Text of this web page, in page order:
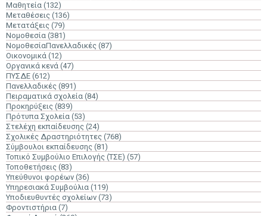
Μαθητεία (132)
Μεταθέσεις (136)
Μετατάξεις (79)
Νομοθεσία (381)
ΝομοθεσίαΠανελλαδικές (87)
Οικονομικά (12)
Οργανικά κενά (47)
ΠΥΣΔΕ (612)
Πανελλαδικές (891)
Πειραματικά σχολεία (84)
Προκηρύξεις (839)
Πρότυπα Σχολεία (53)
Στελέχη εκπαίδευσης (24)
Σχολικές Δραστηριότητες (768)
Σύμβουλοι εκπαίδευσης (81)
Τοπικό Συμβούλιο Επιλογής (ΤΣΕ) (57)
Τοποθετήσεις (83)
Υπεύθυνοι φορέων (36)
Υπηρεσιακά Συμβούλια (119)
Υποδιευθυντές σχολείων (73)
Φροντιστήρια (7)